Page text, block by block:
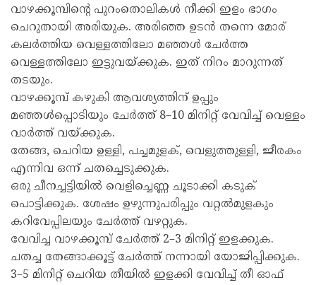
വാഴക്കൂമ്പിന്റെ പുറംതൊലികൾ നീക്കി ഇളം ഭാഗം
ചെറുതായി അരിയുക. അരിഞ്ഞ ഉടൻ തന്നെ മോര്
കലർത്തിയ വെള്ളത്തിലോ മഞ്ഞൾ ചേർത്ത
വെള്ളത്തിലോ ഇട്ടുവയ്ക്കുക. ഇത് നിറം മാറുന്നത്
തടയും.
വാഴക്കൂമ്പ് കഴുകി ആവശ്യത്തിന് ഉപ്പും
മഞ്ഞൾപ്പൊടിയും ചേർത്ത് 8–10 മിനിറ്റ് വേവിച്ച് വെള്ളം
വാർത്ത് വയ്ക്കുക.
തേങ്ങ, ചെറിയ ഉള്ളി, പച്ചമുളക്, വെളുത്തുള്ളി, ജീരകം
എന്നിവ ഒന്ന് ചതച്ചെടുക്കുക.
ഒരു ചീനച്ചട്ടിയിൽ വെളിച്ചെണ്ണ ചൂടാക്കി കടുക്
പൊട്ടിക്കുക. ശേഷം ഉഴുന്നുപരിപ്പും വറ്റൽമുളകും
കറിവേപ്പിലയും ചേർത്ത് വഴറ്റുക.
വേവിച്ച വാഴക്കൂമ്പ് ചേർത്ത് 2–3 മിനിറ്റ് ഇളക്കുക.
ചതച്ച തേങ്ങാക്കൂട്ട് ചേർത്ത് നന്നായി യോജിപ്പിക്കുക.
3–5 മിനിറ്റ് ചെറിയ തീയിൽ ഇളക്കി വേവിച്ച് തീ ഓഫ്